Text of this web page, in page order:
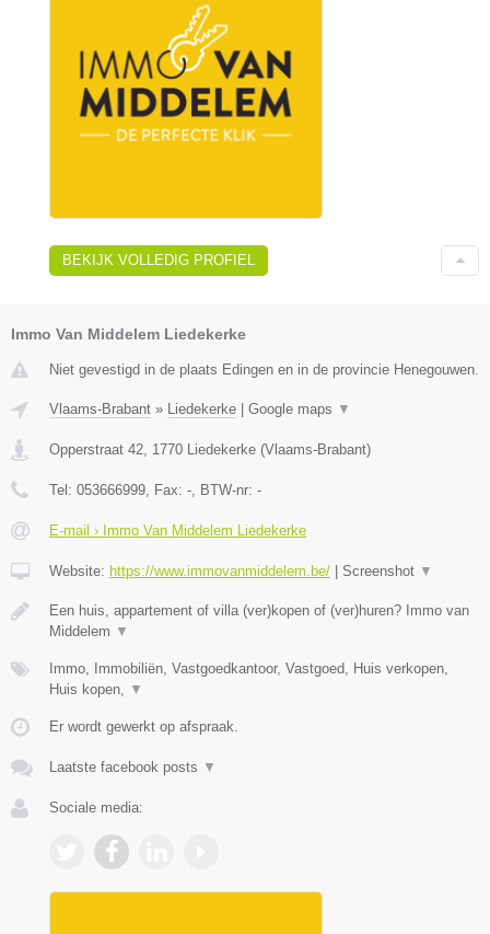
BEKIJK VOLLEDIG PROFIEL
Immo Van Middelem Liedekerke
Niet gevestigd in de plaats Edingen en in de provincie Henegouwen.
Vlaams-Brabant » Liedekerke Google maps ▼
Opperstraat 42 1770 Liedekerke (Vlaams-Brabant)
Tel: 053666999 , Fax: - , BTW-nr: -
E-mail › Immo Van Middelem Liedekerke
Website: https://www.immovanmiddelem.be/ Screenshot ▼
Een huis, appartement of villa (ver)kopen of (ver)huren? Immo van
Middelem ▼
Immo, Immobiliën, Vastgoedkantoor, Vastgoed, Huis verkopen,
Huis kopen,
▼
Er wordt gewerkt op afspraak.
Laatste facebook posts ▼
Sociale media: